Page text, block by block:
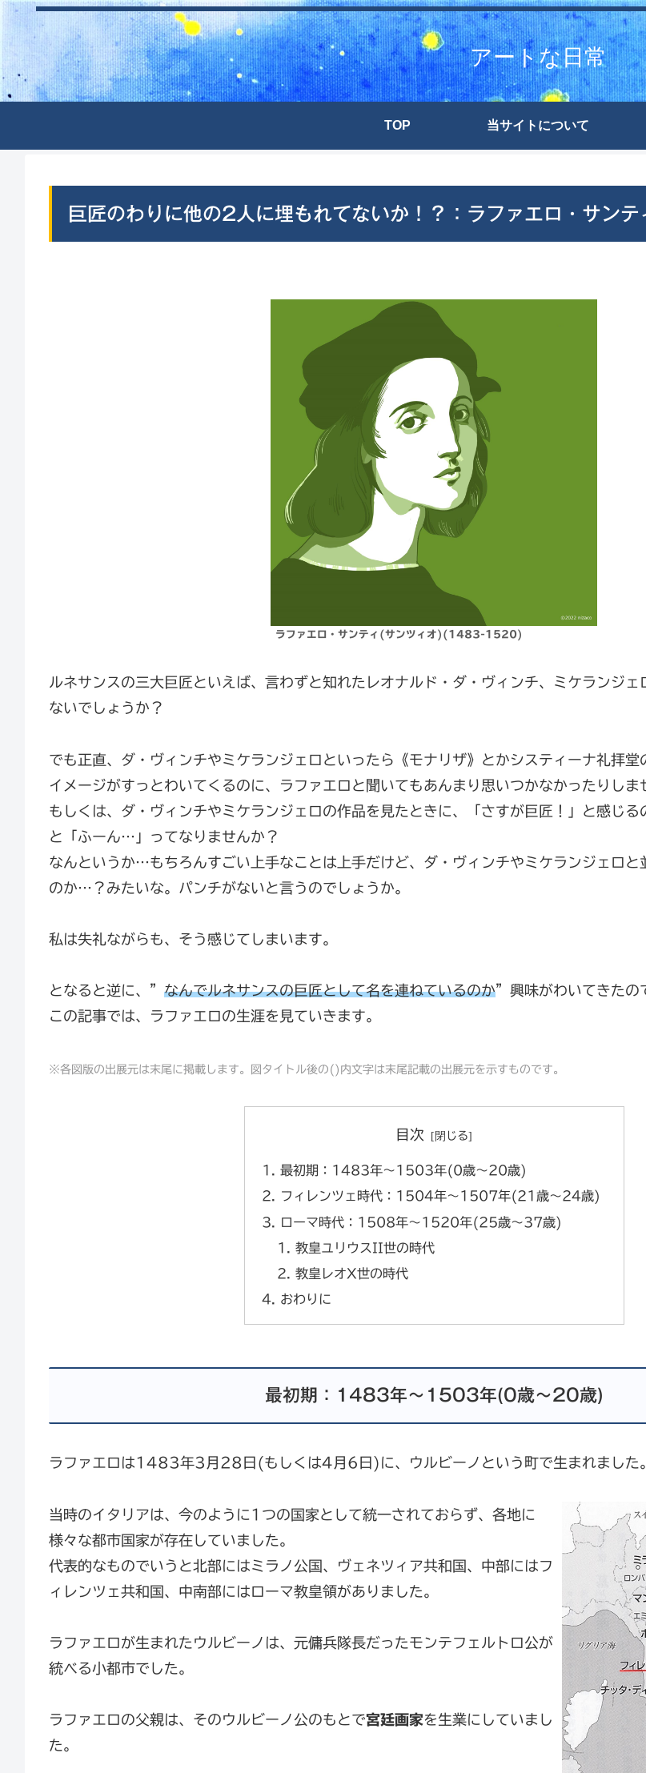
アートな日常
TOP 当サイトについて
巨匠のわりに他の2人に埋もれてないか！？：ラファエロ・サンテ
ラファエロ・サンティ(サンツィオ)(1483-1520)
ルネサンスの三大巨匠といえば、言わずと知れたレオナルド・ダ・ヴィンチ、ミケランジェ
ないでしょうか？
でも正直、ダ・ヴィンチやミケランジェロといったら《モナリザ》とかシスティーナ礼拝堂
イメージがすっとわいてくるのに、ラファエロと聞いてもあんまり思いつかなかったりしま
もしくは、ダ・ヴィンチやミケランジェロの作品を見たときに、「さすが巨匠！」と感じ
と「ふーん…」ってなりませんか？
なんというか…もちろんすごい上手なことは上手だけど、ダ・ヴィンチやミケランジェロと
のか…？みたいな。パンチがないと言うのでしょうか。
私は失礼ながらも、そう感じてしまいます。
となると逆に、” なんでルネサンスの巨匠として名を連ねているのか”興味がわいてきたの
この記事では、ラファエロの生涯を見ていきます。
※各図版の出展元は末尾に掲載します。図タイトル後の()内文字は末尾記載の出展元を示すものです。
目次
最初期：1483年～1503年(0歳～20歳)
フィレンツェ時代：1504年～1507年(21歳～24歳)
ローマ時代：1508年～1520年(25歳～37歳)
教皇ユリウスII世の時代
教皇レオX世の時代
おわりに
最初期：1483年～1503年(0歳～20歳)
ラファエロは1483年3月28日(もしくは4月6日)に、ウルビーノという町で生まれました。
当時のイタリアは、今のように1つの国家として統一されておらず、各地に
様々な都市国家が存在していました。
代表的なものでいうと北部にはミラノ公国、ヴェネツィア共和国、中部にはフ
ィレンツェ共和国、中南部にはローマ教皇領がありました。
ラファエロが生まれたウルビーノは、元傭兵隊長だったモンテフェルトロ公が
統べる小都市でした。
ラファエロの父親は、そのウルビーノ公のもとで宮廷画家を生業にしていまし
た。